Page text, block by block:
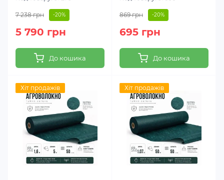
7 238 грн -20%
5 790 грн
До кошика
869 грн -20%
695 грн
До кошика
Хіт продажів Хіт продажів